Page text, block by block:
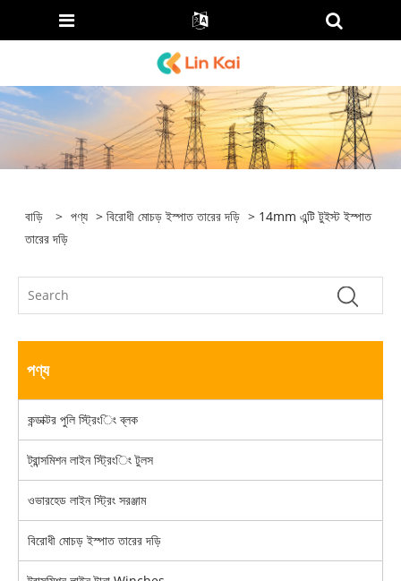
বাড়ি > পণ্য >বিরোধী মোচড় ইস্পাত তারের দড়ি > 14mm এন্টি টুইস্ট ইস্পাত
তারের দড়ি
পণ্য
কন্ডাক্টর পুলি স্ট্রিংিং ব্লক
ট্রান্সমিশন লাইন স্ট্রিংিং টুলস
ওভারহেড লাইন স্ট্রিং সরঞ্জাম
বিরোধী মোচড় ইস্পাত তারের দড়ি